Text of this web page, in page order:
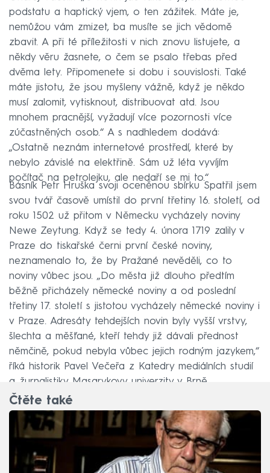
podstatu a haptický vjem, o ten zážitek. Máte je,
nemůžou vám zmizet, ba musíte se jich vědomě
zbavit. A při té příležitosti v nich znovu listujete, a
někdy věru žasnete, o čem se psalo třebas před
dvěma lety. Připomenete si dobu i souvislosti. Také
máte jistotu, že jsou myšleny vážně, když je někdo
musí zalomit, vytisknout, distribuovat atd. Jsou
mnohem pracnější, vyžadují více pozornosti více
zúčastněných osob.“ A s nadhledem dodává:
„Ostatně neznám internetové prostředí, které by
nebylo závislé na elektřině. Sám už léta vyvíjím
počítač na petrolejku, ale nedaří se mi to.“
Básník Petr Hruška svoji oceněnou sbírku Spatřil jsem
svou tvář časově umístil do první třetiny 16. století, od
roku 1502 už přitom v Německu vycházely noviny
Newe Zeytung. Když se tedy 4. února 1719 zalily v
Praze do tiskařské černi první české noviny,
neznamenalo to, že by Pražané nevěděli, co to
noviny vůbec jsou. „Do města již dlouho předtím
běžně přicházely německé noviny a od poslední
třetiny 17. století s jistotou vycházely německé noviny i
v Praze. Adresáty tehdejších novin byly vyšší vrstvy,
šlechta a měšťané, kteří tehdy již dávali přednost
němčině, pokud nebyla vůbec jejich rodným jazykem,“
říká historik Pavel Večeřa z Katedry mediálních studií
a žurnalistiky Masarykovy univerzity v Brně.
Čtěte také